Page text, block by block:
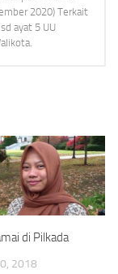
2020) Terkait
ayat 5 UU
di Pilkada
2018